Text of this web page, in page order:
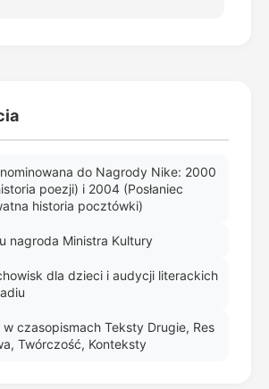
do Nagrody Nike: 2000
poezji) i 2004 (Posłaniec
historia pocztówki)
nagroda Ministra Kultury
dla dzieci i audycji literackich
w czasopismach Teksty Drugie, Res
Twórczość, Konteksty